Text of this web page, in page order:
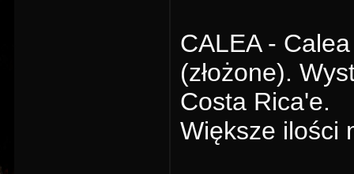
CALEA -
(złożone).
Costa Rica'e.
Większe ilości